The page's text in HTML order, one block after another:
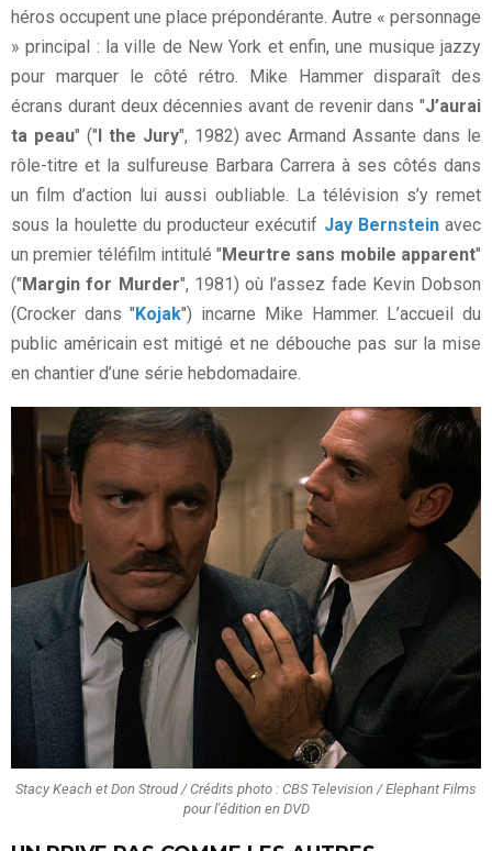
héros occupent une place prépondérante. Autre « personnage
» principal : la ville de New York et enfin, une musique jazzy
pour marquer le côté rétro. Mike Hammer disparaît des
écrans durant deux décennies avant de revenir dans "J’aurai
ta peau" (" I the Jury", 1982) avec Armand Assante dans le
rôle-titre et la sulfureuse Barbara Carrera à ses côtés dans
un film d’action lui aussi oubliable. La télévision s’y remet
sous la houlette du producteur exécutif Jay Bernsteinavec
un premier téléfilm intitulé " Meurtre sans mobile apparent"
(" Margin for Murder", 1981) où l’assez fade Kevin Dobson
(Crocker dans " Kojak") incarne Mike Hammer. L’accueil du
public américain est mitigé et ne débouche pas sur la mise
en chantier d’une série hebdomadaire.
Stacy Keach et Don Stroud / Crédits photo : CBS Television / Elephant Films
pour l'édition en DVD